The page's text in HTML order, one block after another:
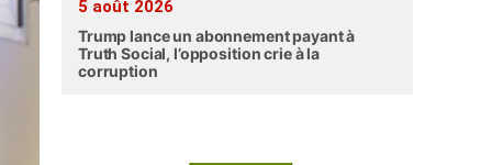
5 août 2026
Trump lance un abonnement payant à
Truth Social, l’opposition crie à la
corruption